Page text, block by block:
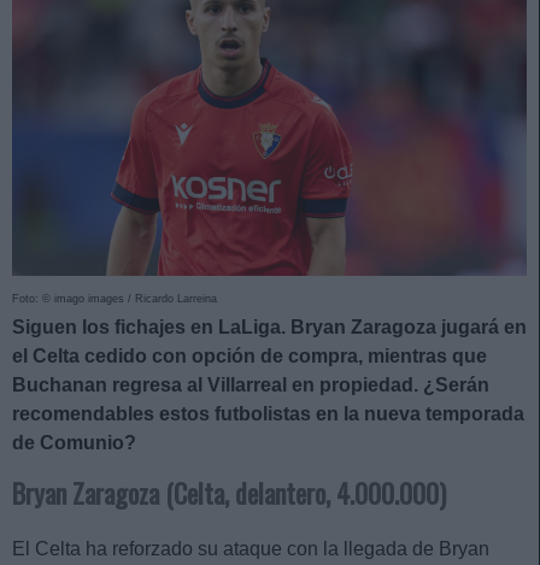
Foto: © imago images / Ricardo Larreina
Siguen los fichajes en LaLiga. Bryan Zaragoza jugará en
el Celta cedido con opción de compra, mientras que
Buchanan regresa al Villarreal en propiedad. ¿Serán
recomendables estos futbolistas en la nueva temporada
de Comunio?
Bryan Zaragoza (Celta, delantero, 4.000.000)
El Celta ha reforzado su ataque con la llegada de Bryan